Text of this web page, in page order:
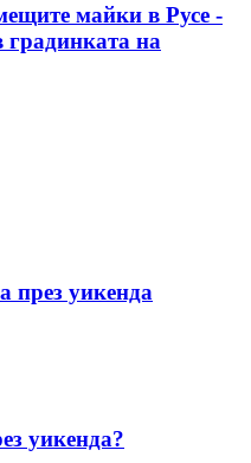
майки в Русе -
градинката на
през уикенда
уикенда?